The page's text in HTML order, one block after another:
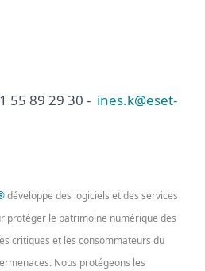
55 89 29 30 - ines.k@eset-
développe des logiciels et des services
protéger le patrimoine numérique des
critiques et les consommateurs du
Nous protégeons les